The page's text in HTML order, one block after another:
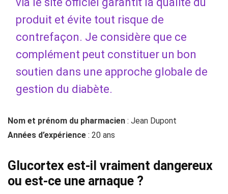
produit et évite tout risque de
contrefaçon. Je considère que ce
complément peut constituer un bon
soutien dans une approche globale de
gestion du diabète.
Nom et prénom du pharmacien : Jean Dupont
Années d’expérience : 20 ans
Glucortex est-il vraiment dangereux
ou est-ce une arnaque ?